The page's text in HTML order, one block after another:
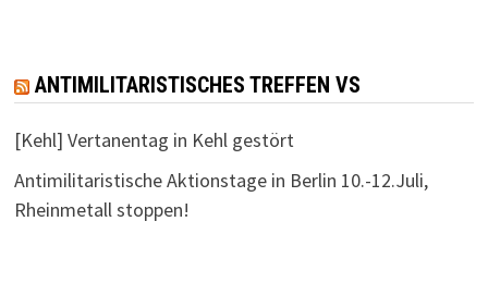
ANTIMILITARISTISCHES TREFFEN VS
[Kehl] Vertanentag in Kehl gestört
Antimilitaristische Aktionstage in Berlin 10.-12.Juli,
Rheinmetall stoppen!